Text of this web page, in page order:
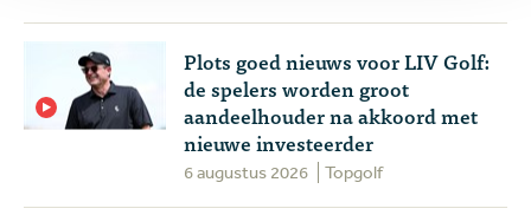
Plots goed nieuws voor LIV Golf:
de spelers worden groot
aandeelhouder na akkoord met
nieuwe investeerder
6 augustus 2026 Topgolf